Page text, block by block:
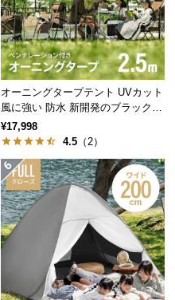
オーニングタープテント UVカット
風に強い 防水 新開発のブラックコ
ーティングタイプも 2.5m
¥17,998
4.5 （2）